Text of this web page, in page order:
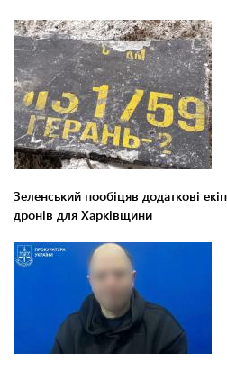
Зеленський пообіцяв додаткові
дронів для Харківщини